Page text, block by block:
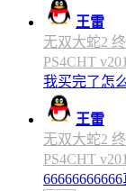
王雷
无双大蛇2
PS4CHT
我买完了怎
王雷
无双大蛇2
PS4CHT